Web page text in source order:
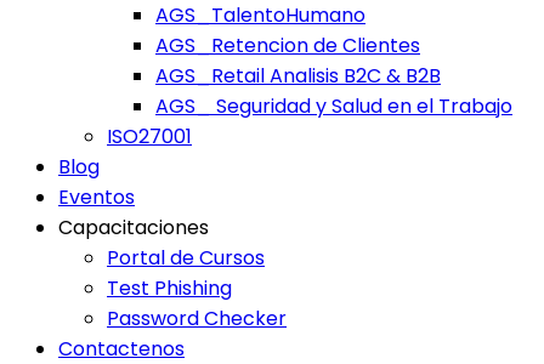
AGS_TalentoHumano
AGS_Retencion de Clientes
AGS_Retail Analisis B2C & B2B
AGS_ Seguridad y Salud en el Trabajo
ISO27001
Blog
Eventos
Capacitaciones
Portal de Cursos
Test Phishing
Password Checker
Contactenos